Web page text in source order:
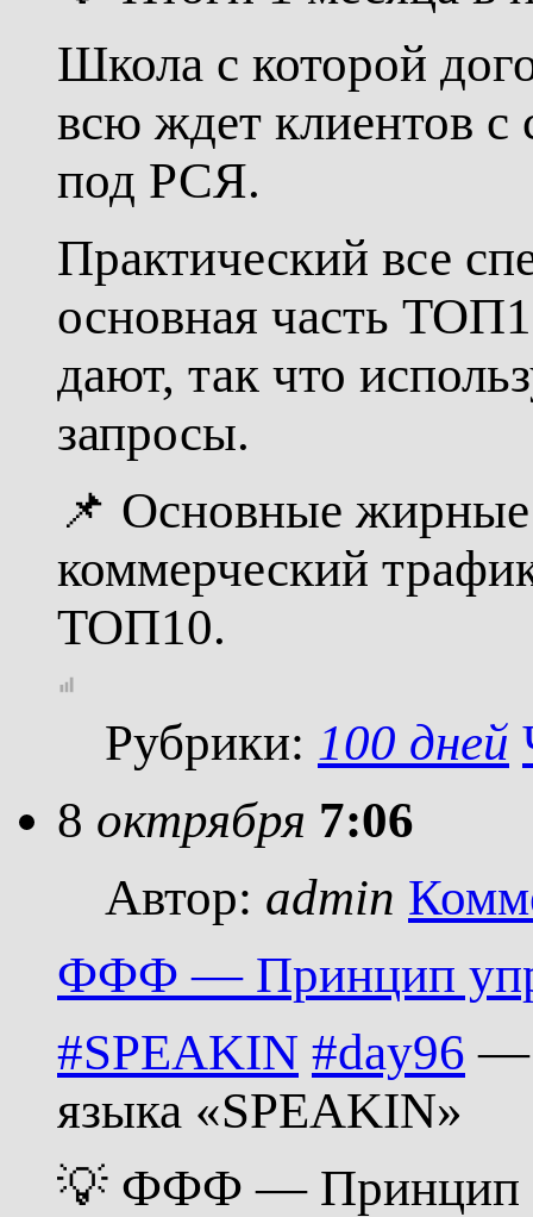
Школа с которой
всю ждет клиентов с
под РСЯ.
Практический все
основная часть
дают, так что
запросы.
📌 Основные жирные
коммерческий
ТОП10.
Рубрики: 100 дней
8 октрября 7:06
Автор: admin
ФФФ — Принцип
#SPEAKIN #day96 —
языка «SPEAKIN»
💡 ФФФ — Принцип